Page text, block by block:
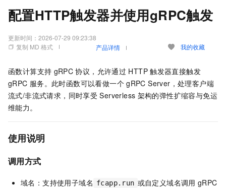
配置HTTP触发器并使用gRPC触发
更新时间： 2026-07-29 09:23:38
复制 MD 格式
产品详情 我的收藏
函数计算支持 gRPC 协议，允许通过 HTTP 触发器直接触发
gRPC 服务。此时函数可以看做一个 gRPC Server，处理客户端
流式/非流式请求，同时享受 Serverless 架构的弹性扩缩容与免运
维能力。
使用说明
调用方式
域名：支持使用子域名 fcapp.run 或自定义域名调用 gRPC